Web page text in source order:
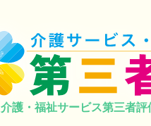
護・福祉サービス第三者評